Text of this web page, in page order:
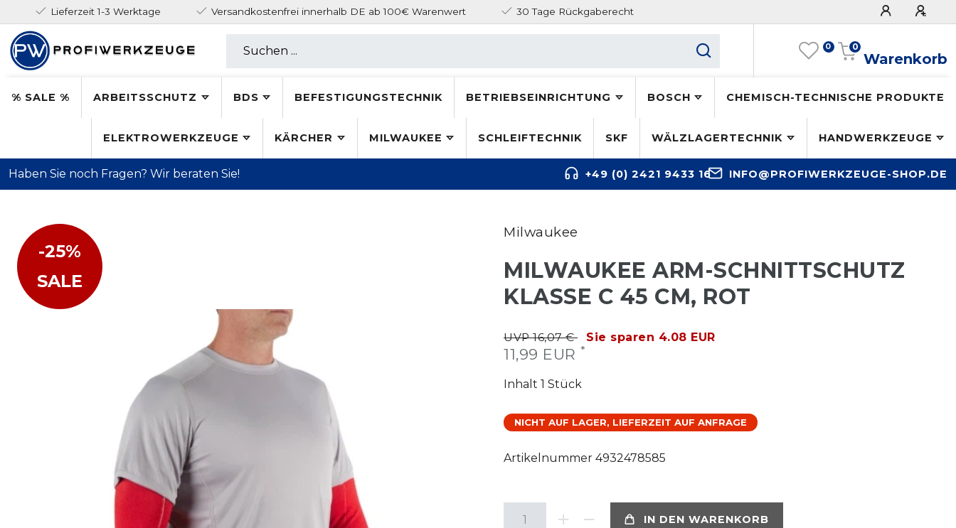
Lieferzeit 1-3 Werktage Versandkostenfrei innerhalb DE ab 100€ Warenwert 30 Tage Rückgaberecht
0
Warenkorb
0
% SALE % ARBEITSSCHUTZ BDS BEFESTIGUNGSTECHNIK BETRIEBSEINRICHTUNG BOSCH CHEMISCH-TECHNISCHE PRODUKTE
ELEKTROWERKZEUGE KÄRCHER MILWAUKEE SCHLEIFTECHNIK SKF WÄLZLAGERTECHNIK HANDWERKZEUGE
Haben Sie noch Fragen? Wir beraten Sie! +49 (0) 2421 9433 16 INFO@PROFIWERKZEUGE-SHOP.DE
-25%
SALE
Milwaukee
MILWAUKEE ARM-SCHNITTSCHUTZ
KLASSE C 45 CM, ROT
UVP 16,07 € Sie sparen 4.08 EUR
11,99 EUR *
Inhalt 1 Stück
NICHT AUF LAGER, LIEFERZEIT AUF ANFRAGE
Artikelnummer 4932478585
IN DEN WARENKORB